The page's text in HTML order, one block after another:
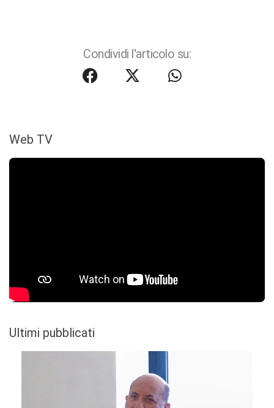
Condividi l'articolo su:
Web TV
Ultimi pubblicati